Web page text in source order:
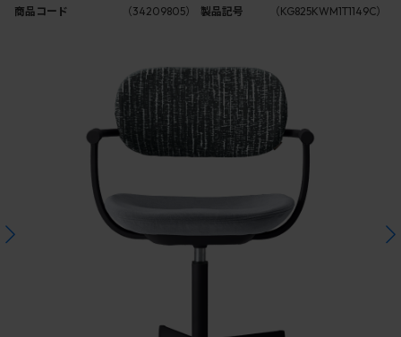
商品コード （34209805） 製品記号 （KG825KWM1T1149C）